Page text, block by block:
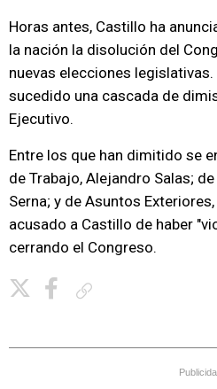
Horas antes, Castillo ha
la nación la disolución del
nuevas elecciones legislativas.
sucedido una cascada de
Ejecutivo.
Entre los que han dimitido se
de Trabajo, Alejandro Salas;
Serna; y de Asuntos
acusado a Castillo de haber
cerrando el Congreso.